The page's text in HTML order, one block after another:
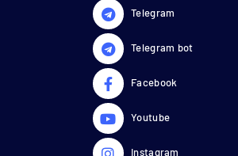
Telegram
Telegram bot
Facebook
Youtube
Instagram